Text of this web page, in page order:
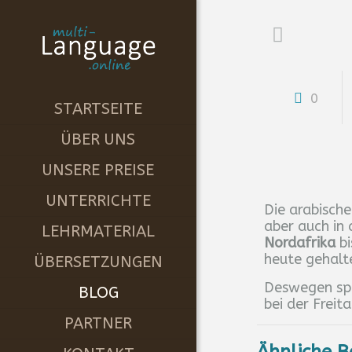
STARTSEITE
ÜBER UNS
UNSERE PREISE
UNTERRICHTE
LEHRMATERIAL
ÜBERSETZUNGEN
BLOG
PARTNER
0
Die
aber auch in
Nordafrika
heute
Deswegen
bei der